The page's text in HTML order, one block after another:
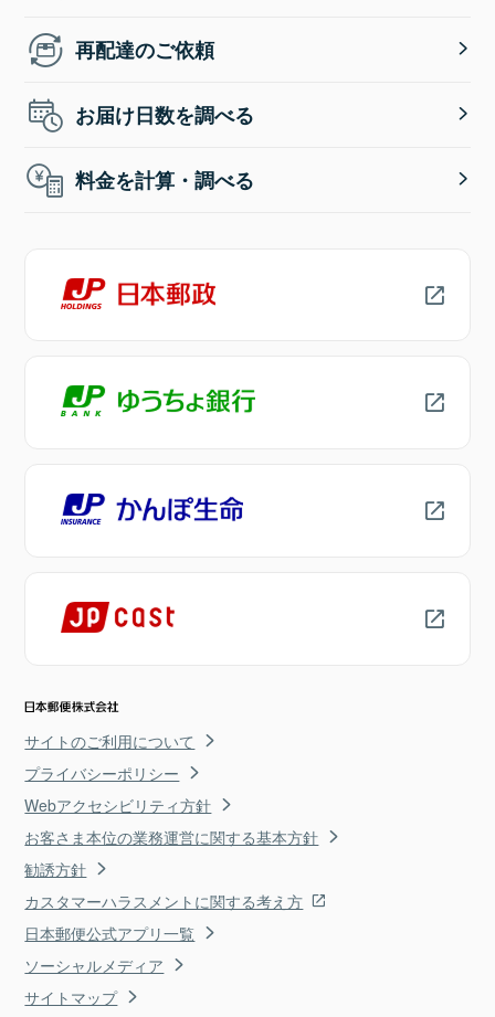
再配達のご依頼
お届け日数を調べる
料金を計算・調べる
サイトのご利用について
プライバシーポリシー
Webアクセシビリティ方針
お客さま本位の業務運営に関する基本方針
勧誘方針
カスタマーハラスメントに関する考え方
日本郵便公式アプリ一覧
ソーシャルメディア
サイトマップ